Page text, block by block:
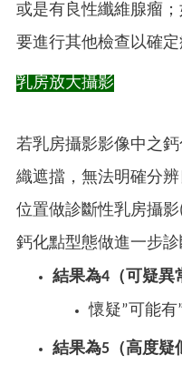
或是有良性纖維腺瘤
要進行其他檢查以確定
乳房放大攝影
若乳房攝影影像中之
織遮擋，無法明確分
位置做診斷性乳房攝影
鈣化點型態做進一步診
結果為4（ 可疑異
懷疑”可能
結果為5（高度疑